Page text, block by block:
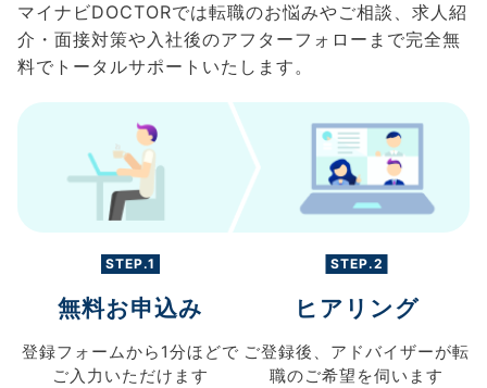
マイナビDOCTORでは転職のお悩みやご相談、求人紹
介・面接対策や入社後のアフターフォローまで完全無
料でトータルサポートいたします。
STEP.1
無料お申込み
登録フォームから 1分ほどで
ご入力 いただけます
STEP.2
ヒアリング
ご登録後、 アドバイザーが転
職のご希望を伺います